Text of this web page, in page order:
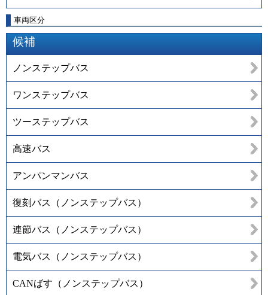
車両区分
候補
ノンステップバス
ワンステップバス
ツーステップバス
高速バス
アンパンマンバス
復刻バス（ノンステップバス）
連節バス（ノンステップバス）
電気バス（ノンステップバス）
CANばす（ノンステップバス）